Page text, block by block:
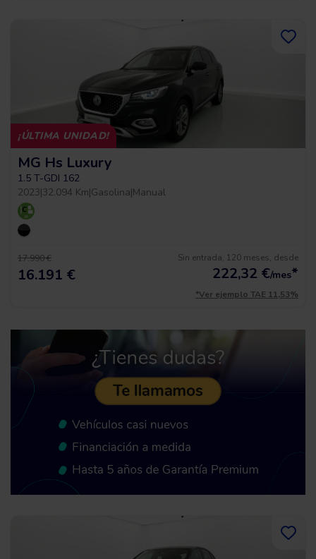
¡ÚLTIMA UNIDAD!
MG Hs Luxury
1.5 T-GDI 162
2023|32.094 Km|Gasolina|Manual
17.990 €
16.191 €
Sin entrada, 120 meses, desde
222,32 €/mes*
*Ver ejemplo TAE 11,53%